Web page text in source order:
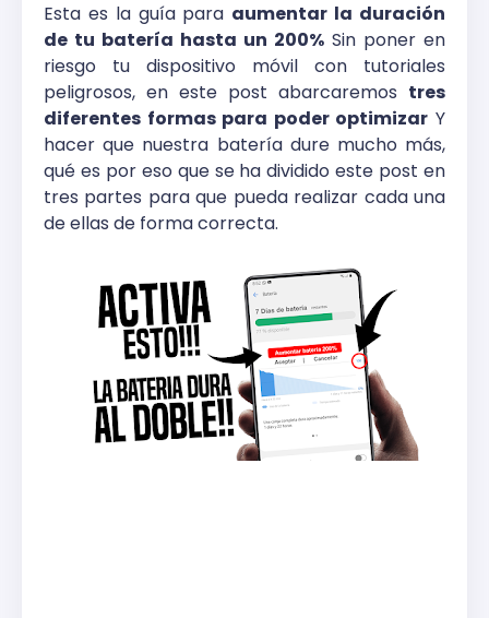
Esta es la guía para aumentar la duración
de tu batería hasta un 200% Sin poner en
riesgo tu dispositivo móvil con tutoriales
peligrosos, en este post abarcaremos tres
diferentes formas para poder optimizar Y
hacer que nuestra batería dure mucho más,
qué es por eso que se ha dividido este post en
tres partes para que pueda realizar cada una
de ellas de forma correcta.